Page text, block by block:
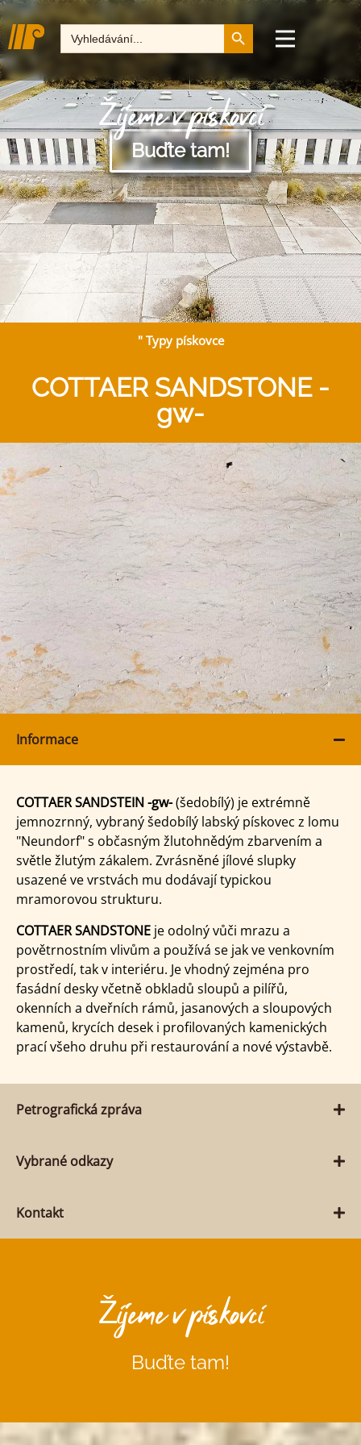
Hledat: Tlačítko pro
Žijeme v pískovci
Buďte tam!
" Typy pískovce
COTTAER SANDSTONE -
gw-
Informace
COTTAER SANDSTEIN -gw-(šedobílý) je extrémně
jemnozrnný, vybraný šedobílý labský pískovec z lomu
"Neundorf" s občasným žlutohnědým zbarvením a
světle žlutým zákalem. Zvrásněné jílové slupky
usazené ve vrstvách mu dodávají typickou
mramorovou strukturu.
COTTAER SANDSTONE je odolný vůči mrazu a
povětrnostním vlivům a používá se jak ve venkovním
prostředí, tak v interiéru. Je vhodný zejména pro
fasádní desky včetně obkladů sloupů a pilířů,
okenních a dveřních rámů, jasanových a sloupových
kamenů, krycích desek i profilovaných kamenických
prací všeho druhu při restaurování a nové výstavbě.
Petrografická zpráva
Vybrané odkazy
Kontakt
Žijeme v pískovci
Buďte tam!